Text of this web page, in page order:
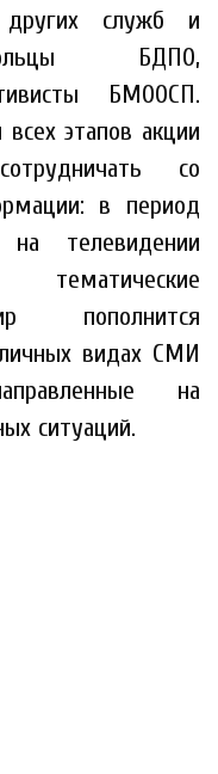
других служб и
БДПО,
БМООСП.
этапов акции
со
в период
на телевидении
тематические
пополнится
видах СМИ
на
ситуаций.